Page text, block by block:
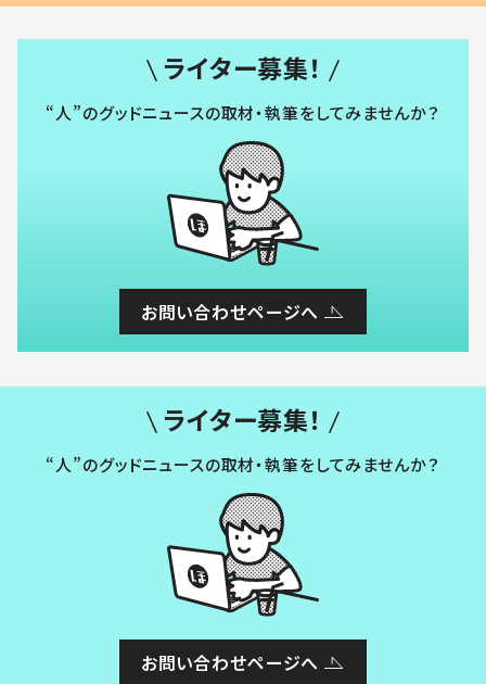
ライター募集！
“人”のグッドニュースの取材・執筆をしてみませんか？
お問い合わせページへ
ライター募集！
“人”のグッドニュースの取材・執筆をしてみませんか？
お問い合わせページへ